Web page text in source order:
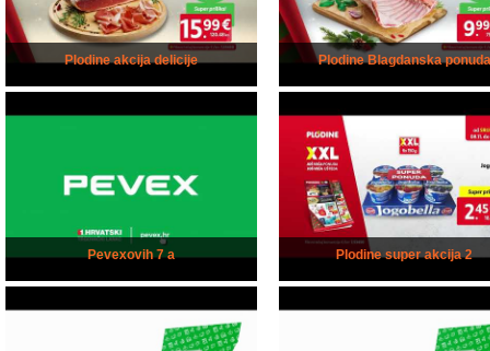
Plodine akcija delicije Plodine Blagdanska ponuda
Pevexovih 7 a Plodine super akcija 2